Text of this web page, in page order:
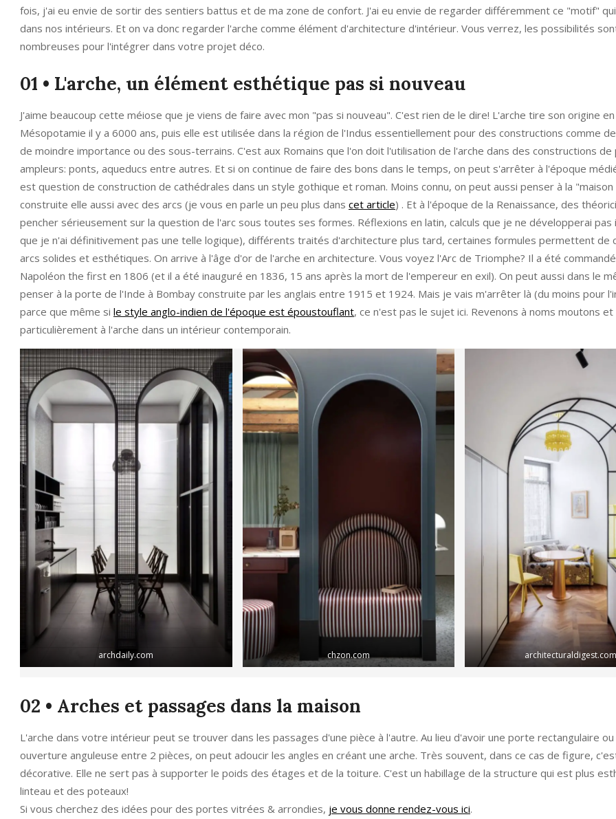
fois, j'ai eu envie de sortir des sentiers battus et de ma zone de confort. J'ai eu envie de regarder différemment ce "motif"
dans nos intérieurs. Et on va donc regarder l'arche comme élément d'architecture d'intérieur. Vous verrez, les possibilités
nombreuses pour l'intégrer dans votre projet déco.
01 • L'arche, un élément esthétique pas si nouveau
J'aime beaucoup cette méiose que je viens de faire avec mon "pas si nouveau". C'est rien de le dire! L'arche tire son origine en
Mésopotamie il y a 6000 ans, puis elle est utilisée dans la région de l'Indus essentiellement pour des constructions comme
de moindre importance ou des sous-terrains. C'est aux Romains que l'on doit l'utilisation de l'arche dans des constructions de
ampleurs: ponts, aqueducs entre autres. Et si on continue de faire des bons dans le temps, on peut s'arrêter à l'époque
est question de construction de cathédrales dans un style gothique et roman. Moins connu, on peut aussi penser à la
construite elle aussi avec des arcs (je vous en parle un peu plus dans cet article) . Et à l'époque de la Renaissance, des
pencher sérieusement sur la question de l'arc sous toutes ses formes. Réflexions en latin, calculs que je ne développerai pas
que je n'ai définitivement pas une telle logique), différents traités d'architecture plus tard, certaines formules permettent de
arcs solides et esthétiques. On arrive à l'âge d'or de l'arche en architecture. Vous voyez l'Arc de Triomphe? Il a été
Napoléon the first en 1806 (et il a été inauguré en 1836, 15 ans après la mort de l'empereur en exil). On peut aussi dans le
penser à la porte de l'Inde à Bombay construite par les anglais entre 1915 et 1924. Mais je vais m'arrêter là (du moins pour
parce que même si le style anglo-indien de l'époque est époustouflant, ce n'est pas le sujet ici. Revenons à noms moutons et
particulièrement à l'arche dans un intérieur contemporain.
archdaily.com chzon.com
02 • Arches et passages dans la maison
L'arche dans votre intérieur peut se trouver dans les passages d'une pièce à l'autre. Au lieu d'avoir une porte rectangulaire
ouverture anguleuse entre 2 pièces, on peut adoucir les angles en créant une arche. Très souvent, dans ce cas de figure,
décorative. Elle ne sert pas à supporter le poids des étages et de la toiture. C'est un habillage de la structure qui est plus
linteau et des poteaux!
Si vous cherchez des idées pour des portes vitrées & arrondies, je vous donne rendez-vous ici.